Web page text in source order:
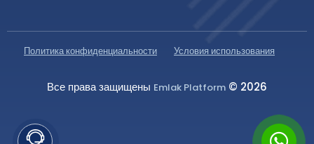
Политика конфиденциальности Условия использования
Все права защищены Emlak Platform © 2026